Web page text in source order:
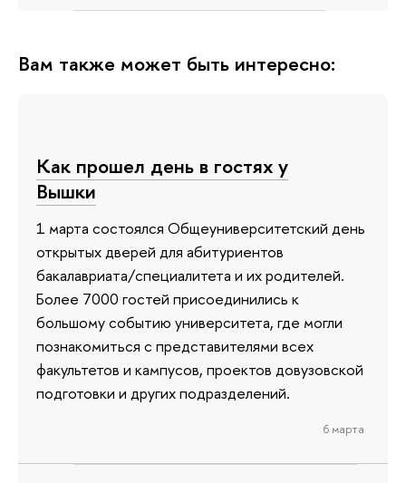
Вам также может быть интересно:
Как прошел день в гостях у
Вышки
1 марта состоялся Общеуниверситетский день
открытых дверей для абитуриентов
бакалавриата/специалитета и их родителей.
Более 7000 гостей присоединились к
большому событию университета, где могли
познакомиться с представителями всех
факультетов и кампусов, проектов довузовской
подготовки и других подразделений.
6 марта